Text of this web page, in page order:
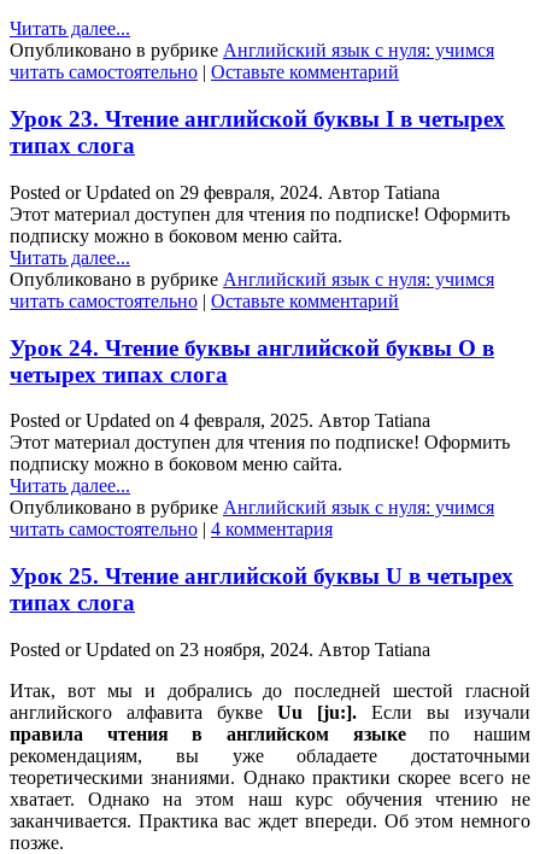
Читать далее...
Опубликовано в рубрике Английский язык с нуля: учимся
читать самостоятельно | Оставьте комментарий
Урок 23. Чтение английской буквы I в четырех
типах слога
Posted or Updated on 29 февраля, 2024. Автор Tatiana
Этот материал доступен для чтения по подписке! Оформить
подписку можно в боковом меню сайта.
Читать далее...
Опубликовано в рубрике Английский язык с нуля: учимся
читать самостоятельно | Оставьте комментарий
Урок 24. Чтение буквы английской буквы O в
четырех типах слога
Posted or Updated on 4 февраля, 2025. Автор Tatiana
Этот материал доступен для чтения по подписке! Оформить
подписку можно в боковом меню сайта.
Читать далее...
Опубликовано в рубрике Английский язык с нуля: учимся
читать самостоятельно | 4 комментария
Урок 25. Чтение английской буквы U в четырех
типах слога
Posted or Updated on 23 ноября, 2024. Автор Tatiana
Итак, вот мы и добрались до последней шестой гласной
английского алфавита букве Uu [ju:]. Если вы изучали
правила чтения в английском языкепо нашим
рекомендациям, вы уже обладаете достаточными
теоретическими знаниями. Однако практики скорее всего не
хватает. Однако на этом наш курс обучения чтению не
заканчивается. Практика вас ждет впереди. Об этом немного
позже.